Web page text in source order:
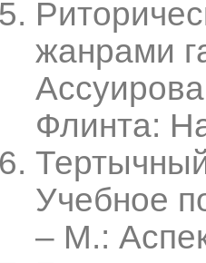
жанрами
Флинта:
Учебное
– М.: